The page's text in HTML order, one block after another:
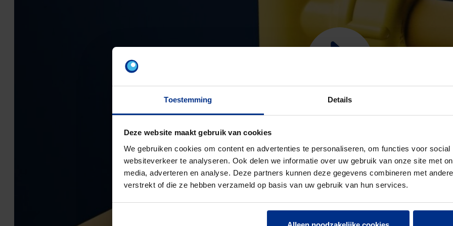
Toestemming Details
Deze website maakt gebruik van cookies
We gebruiken cookies om content en advertenties te personaliseren, om functies voor
websiteverkeer te analyseren. Ook delen we informatie over uw gebruik van onze site met
media, adverteren en analyse. Deze partners kunnen deze gegevens combineren met
verstrekt of die ze hebben verzameld op basis van uw gebruik van hun services.